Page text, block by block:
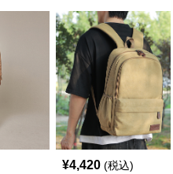
¥4,420 (税込)